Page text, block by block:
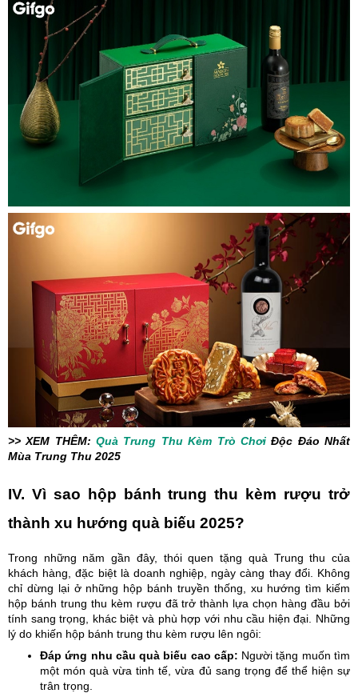
>> XEM THÊM:Quà Trung Thu Kèm Trò ChơiĐộc Đáo Nhất
Mùa Trung Thu 2025
IV. Vì sao hộp bánh trung thu kèm rượu trở
thành xu hướng quà biếu 2025?
Trong những năm gần đây, thói quen tặng quà Trung thu của
khách hàng, đặc biệt là doanh nghiệp, ngày càng thay đổi. Không
chỉ dừng lại ở những hộp bánh truyền thống, xu hướng tìm kiếm
hộp bánh trung thu kèm rượu đã trở thành lựa chọn hàng đầu bởi
tính sang trọng, khác biệt và phù hợp với nhu cầu hiện đại. Những
lý do khiến hộp bánh trung thu kèm rượu lên ngôi:
Đáp ứng nhu cầu quà biếu cao cấp: Người tặng muốn tìm
một món quà vừa tinh tế, vừa đủ sang trọng để thể hiện sự
trân trọng.